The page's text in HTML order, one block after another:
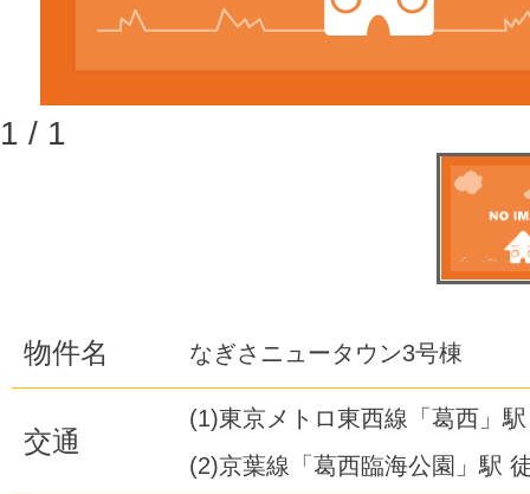
1 / 1
物件名 なぎさニュータウン3号棟
交通
(1)東京メトロ東西線「葛西」
(2)京葉線「葛西臨海公園」駅